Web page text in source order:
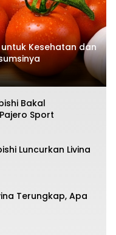
Kesehatan dan
Bakal
Sport
Luncurkan Livina
Terungkap, Apa